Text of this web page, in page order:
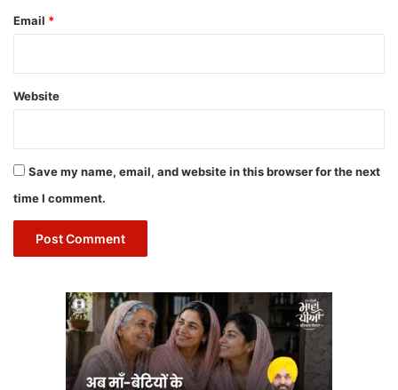
Email *
Website
Save my name, email, and website in this browser for the next
time I comment.